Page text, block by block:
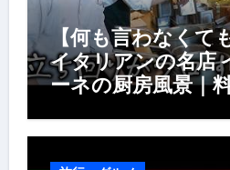
【何も言わなくて
イタリアンの名店
ーネの厨房風景｜
風景】